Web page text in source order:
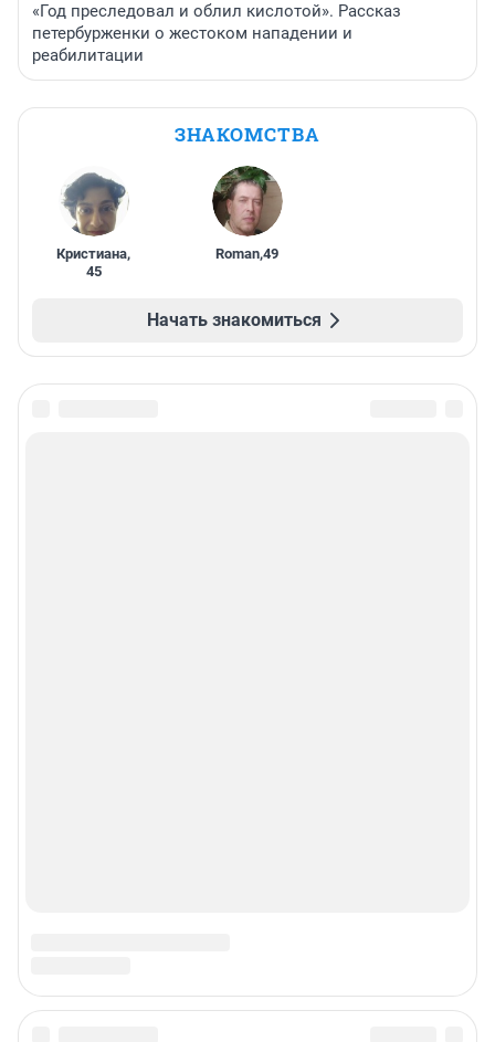
«Год преследовал и облил кислотой». Рассказ
петербурженки о жестоком нападении и
реабилитации
ЗНАКОМСТВА
Кристиана,
45
Roman,49
Начать знакомиться